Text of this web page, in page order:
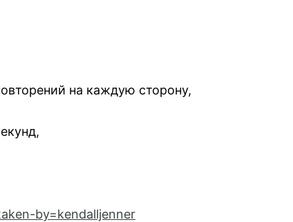
на каждую сторону,
by=kendalljenner